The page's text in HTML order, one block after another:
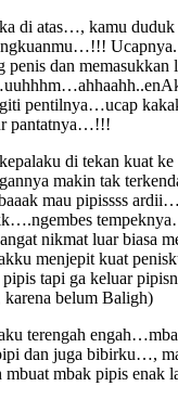
di atas…, kamu
penis dan memasukkan
pentilnya…ucap
pantatnya…!!!
di tekan kuat ke
makin tak
mau pipissss
nikmat luar biasa
menjepit kuat
tapi ga keluar
karena belum Baligh)
terengah
dan juga bibirku…,
mbuat mbak pipis